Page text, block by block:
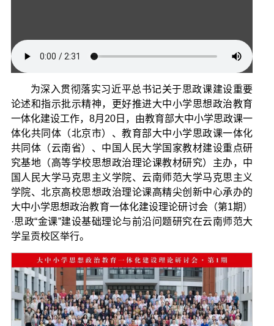
为深入贯彻落实习近平总书记关于思政课建设重要
论述和指示批示精神，更好推进大中小学思想政治教育
一体化建设工作，8月20日，由教育部大中小学思政课一
体化共同体（北京市）、教育部大中小学思政课一体化
共同体（云南省）、中国人民大学国家教材建设重点研
究基地（高等学校思想政治理论课教材研究）主办，中
国人民大学马克思主义学院、云南师范大学马克思主义
学院、北京高校思想政治理论课高精尖创新中心承办的
大中小学思想政治教育一体化建设理论研讨会（第1期）
·思政“金课”建设基础理论与前沿问题研究在云南师范大
学呈贡校区举行。